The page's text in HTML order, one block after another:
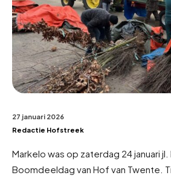
27 januari 2026
Redactie Hofstreek
Markelo was op zaterdag 24 januari
Boomdeeldag van Hof van Twente.